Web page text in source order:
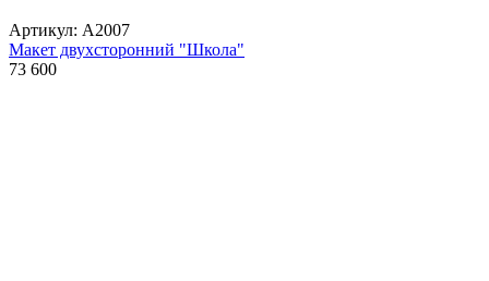
Артикул: А2007
Макет двухсторонний "Школа"
73 600